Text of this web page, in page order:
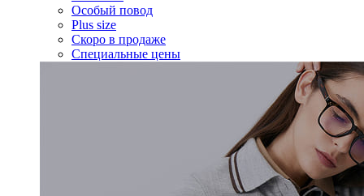
Особый повод
Plus size
Скоро в продаже
Специальные цены